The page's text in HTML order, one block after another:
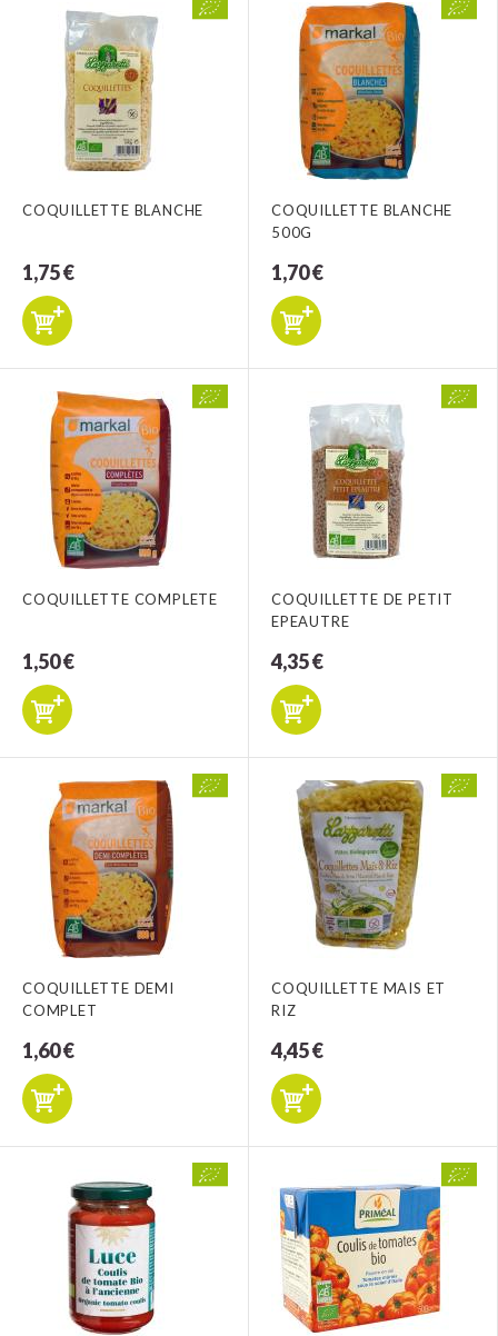
COQUILLETTE BLANCHE
1,75 €
COQUILLETTE BLANCHE
500G
1,70 €
COQUILLETTE COMPLETE
1,50 €
COQUILLETTE DE PETIT
EPEAUTRE
4,35 €
COQUILLETTE DEMI
COMPLET
1,60 €
COQUILLETTE MAIS ET
RIZ
4,45 €